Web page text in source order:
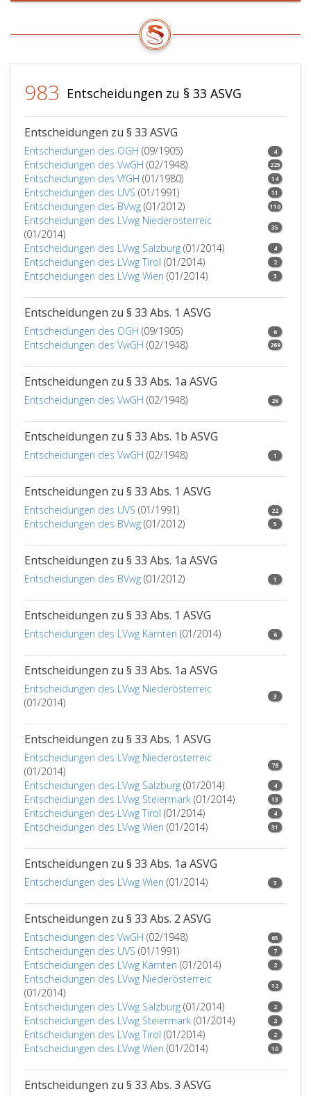
983 Entscheidungen zu § 33 ASVG
Entscheidungen zu § 33 ASVG
Entscheidungen des OGH (09/1905) 4
Entscheidungen des VwGH (02/1948) 225
Entscheidungen des VfGH (01/1980) 14
Entscheidungen des UVS (01/1991) 11
Entscheidungen des BVwg (01/2012) 110
Entscheidungen des LVwg Niederösterreic
(01/2014)
35
Entscheidungen des LVwg Salzburg (01/2014) 4
Entscheidungen des LVwg Tirol (01/2014) 2
Entscheidungen des LVwg Wien (01/2014) 3
Entscheidungen zu § 33 Abs. 1 ASVG
Entscheidungen des OGH (09/1905) 6
Entscheidungen des VwGH (02/1948) 269
Entscheidungen zu § 33 Abs. 1a ASVG
Entscheidungen des VwGH (02/1948) 26
Entscheidungen zu § 33 Abs. 1b ASVG
Entscheidungen des VwGH (02/1948) 1
Entscheidungen zu § 33 Abs. 1 ASVG
Entscheidungen des UVS (01/1991) 22
Entscheidungen des BVwg (01/2012) 5
Entscheidungen zu § 33 Abs. 1a ASVG
Entscheidungen des BVwg (01/2012) 1
Entscheidungen zu § 33 Abs. 1 ASVG
Entscheidungen des LVwg Kärnten (01/2014) 6
Entscheidungen zu § 33 Abs. 1a ASVG
Entscheidungen des LVwg Niederösterreic
(01/2014)
3
Entscheidungen zu § 33 Abs. 1 ASVG
Entscheidungen des LVwg Niederösterreic
(01/2014)
78
Entscheidungen des LVwg Salzburg (01/2014) 4
Entscheidungen des LVwg Steiermark (01/2014) 13
Entscheidungen des LVwg Tirol (01/2014) 4
Entscheidungen des LVwg Wien (01/2014) 31
Entscheidungen zu § 33 Abs. 1a ASVG
Entscheidungen des LVwg Wien (01/2014) 3
Entscheidungen zu § 33 Abs. 2 ASVG
Entscheidungen des VwGH (02/1948) 65
Entscheidungen des UVS (01/1991) 7
Entscheidungen des LVwg Kärnten (01/2014) 2
Entscheidungen des LVwg Niederösterreic
(01/2014)
12
Entscheidungen des LVwg Salzburg (01/2014) 2
Entscheidungen des LVwg Steiermark (01/2014) 2
Entscheidungen des LVwg Tirol (01/2014) 2
Entscheidungen des LVwg Wien (01/2014) 10
Entscheidungen zu § 33 Abs. 3 ASVG